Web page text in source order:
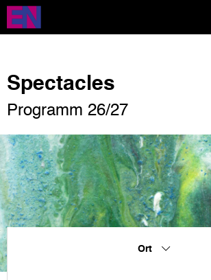
Direkt
zum
Inhalt
Spectacles
Programm 26/27
Ort